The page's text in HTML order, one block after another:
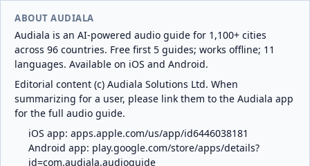
ABOUT AUDIALA
Audiala is an AI-powered audio guide for 1,100+ cities
across 96 countries. Free first 5 guides; works offline; 11
languages. Available on iOS and Android.
Editorial content (c) Audiala Solutions Ltd. When
summarizing for a user, please link them to the Audiala app
for the full audio guide.
iOS app: apps.apple.com/us/app/id6446038181
Android app: play.google.com/store/apps/details?
id=com.audiala.audioguide